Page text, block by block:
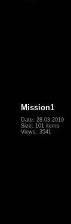
Mission1
Date: 28.03.2010
Size: 101 items
Views: 3541